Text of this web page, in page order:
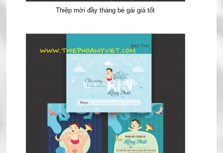
Thiệp mời đầy tháng bé gái giá tốt